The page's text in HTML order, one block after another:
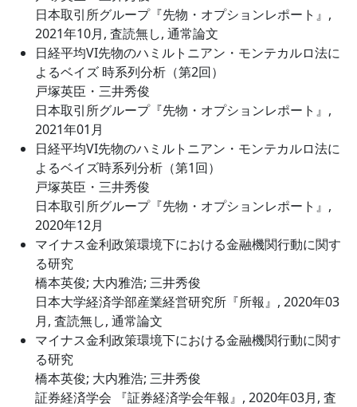
日本取引所グループ『先物・オプションレポート』,
2021年10月, 査読無し, 通常論文
日経平均VI先物のハミルトニアン・モンテカルロ法に
よるベイズ 時系列分析（第2回）
戸塚英臣・三井秀俊
日本取引所グループ『先物・オプションレポート』,
2021年01月
日経平均VI先物のハミルトニアン・モンテカルロ法に
よるベイズ時系列分析（第1回）
戸塚英臣・三井秀俊
日本取引所グループ『先物・オプションレポート』,
2020年12月
マイナス金利政策環境下における金融機関行動に関す
る研究
橋本英俊; 大内雅浩; 三井秀俊
日本大学経済学部産業経営研究所『所報』, 2020年03
月, 査読無し, 通常論文
マイナス金利政策環境下における金融機関行動に関す
る研究
橋本英俊; 大内雅浩; 三井秀俊
証券経済学会 『証券経済学会年報』, 2020年03月, 査